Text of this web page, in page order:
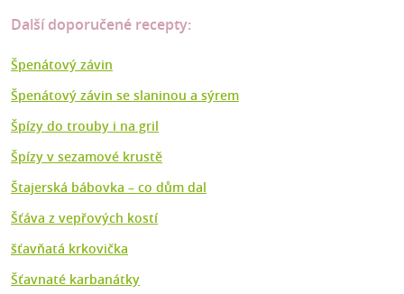
Další doporučené recepty:
Špenátový závin
Špenátový závin se slaninou a sýrem
Špízy do trouby i na gril
Špízy v sezamové krustě
Štajerská bábovka – co dům dal
Šťáva z vepřových kostí
šťavňatá krkovička
Šťavnaté karbanátky